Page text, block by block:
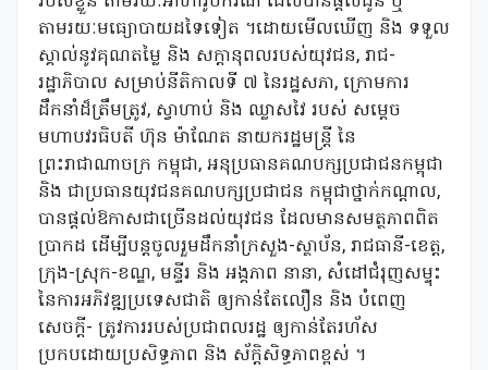
តាមរយៈមធ្យោបាយដទៃទៀត ។ដោយមើលឃើញ និង ទទួល
ស្គាល់នូវគុណតម្លៃ និង សក្តានុពលរបស់យុវជន, រាជ-
រដ្ឋាភិបាល សម្រាប់នីតិកាលទី ៧ នៃរដ្ឋសភា, ក្រោមការ
ដឹកនាំដ៏ត្រឹមត្រូវ, ស្វាហាប់ និង ឈ្លាសវៃ របស់ សម្ដេច
មហាបវរធិបតី ហ៊ុន ម៉ាណែត នាយករដ្ឋមន្ត្រី នៃ
ព្រះរាជាណាចក្រ កម្ពុជា, អនុប្រធានគណបក្សប្រជាជនកម្ពុជា
និង ជាប្រធានយុវជនគណបក្សប្រជាជន កម្ពុជាថ្នាក់កណ្តាល,
បានផ្តល់ឱកាសជាច្រើនដល់យុវជន ដែលមានសមត្ថភាពពិត
ប្រាកដ ដើម្បីបន្តចូលរួមដឹកនាំក្រសួង-ស្ថាប័ន, រាជធានី-ខេត្ត,
ក្រុង-ស្រុក-ខណ្ឌ, មន្ទីរ និង អង្គភាព នានា, សំដៅជំរុញសម្ទុះ
នៃការអភិវឌ្ឍប្រទេសជាតិ ឲ្យកាន់តែលឿន និង បំពេញ
សេចក្តី- ត្រូវការរបស់ប្រជាពលរដ្ឋ ឲ្យកាន់តែរហ័ស
ប្រកបដោយប្រសិទ្ធភាព និង ស័ក្តិសិទ្ធភាពខ្ពស់ ។